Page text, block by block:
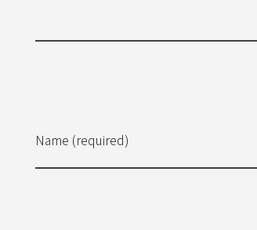
Name (required)